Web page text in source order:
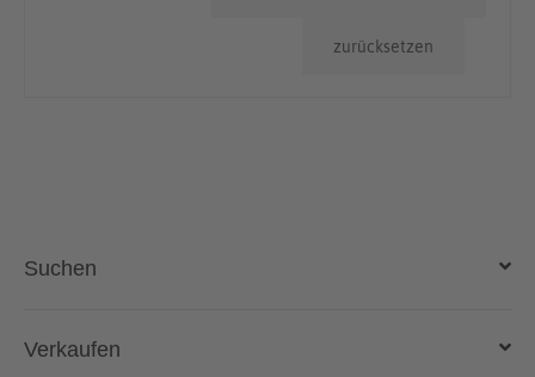
zurücksetzen
Suchen
Auto kaufen
Verkaufen